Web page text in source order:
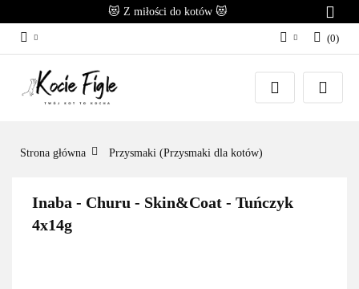
😻 Z miłości do kotów 😻
Zaloguj się
Załóż konto
(0)
Strona główna Przysmaki (Przysmaki dla kotów)
Inaba - Churu - Skin&Coat - Tuńczyk
4x14g